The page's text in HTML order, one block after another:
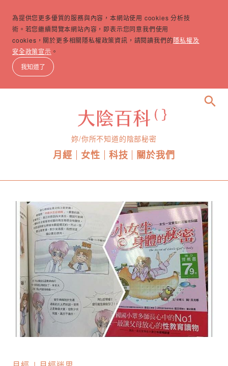
為提供您更多優質的服務與內容，本網站使用 cookies 分析技
術。若您繼續閱覽本網站內容，即表示您同意我們使用
cookies，關於更多相關隱私權政策資訊，請閱讀我們的隱私權及
安全政策宣示 。
我知道了
妳/你所不知道的陰部秘密
月經 女性 科技 關於我們
search